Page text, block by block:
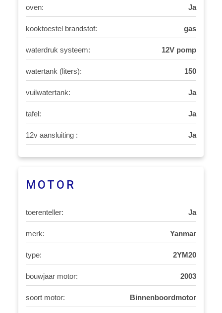
oven: Ja
kooktoestel brandstof: gas
waterdruk systeem: 12V pomp
watertank (liters): 150
vuilwatertank: Ja
tafel: Ja
12v aansluiting : Ja
MOTOR
toerenteller: Ja
merk: Yanmar
type: 2YM20
bouwjaar motor: 2003
soort motor: Binnenboordmotor